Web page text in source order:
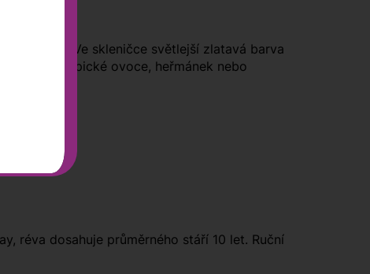
nová. Ve skleničce světlejší zlatavá barva
citrusy, tropické ovoce, heřmánek nebo
réva dosahuje průměrného stáří 10 let. Ruční